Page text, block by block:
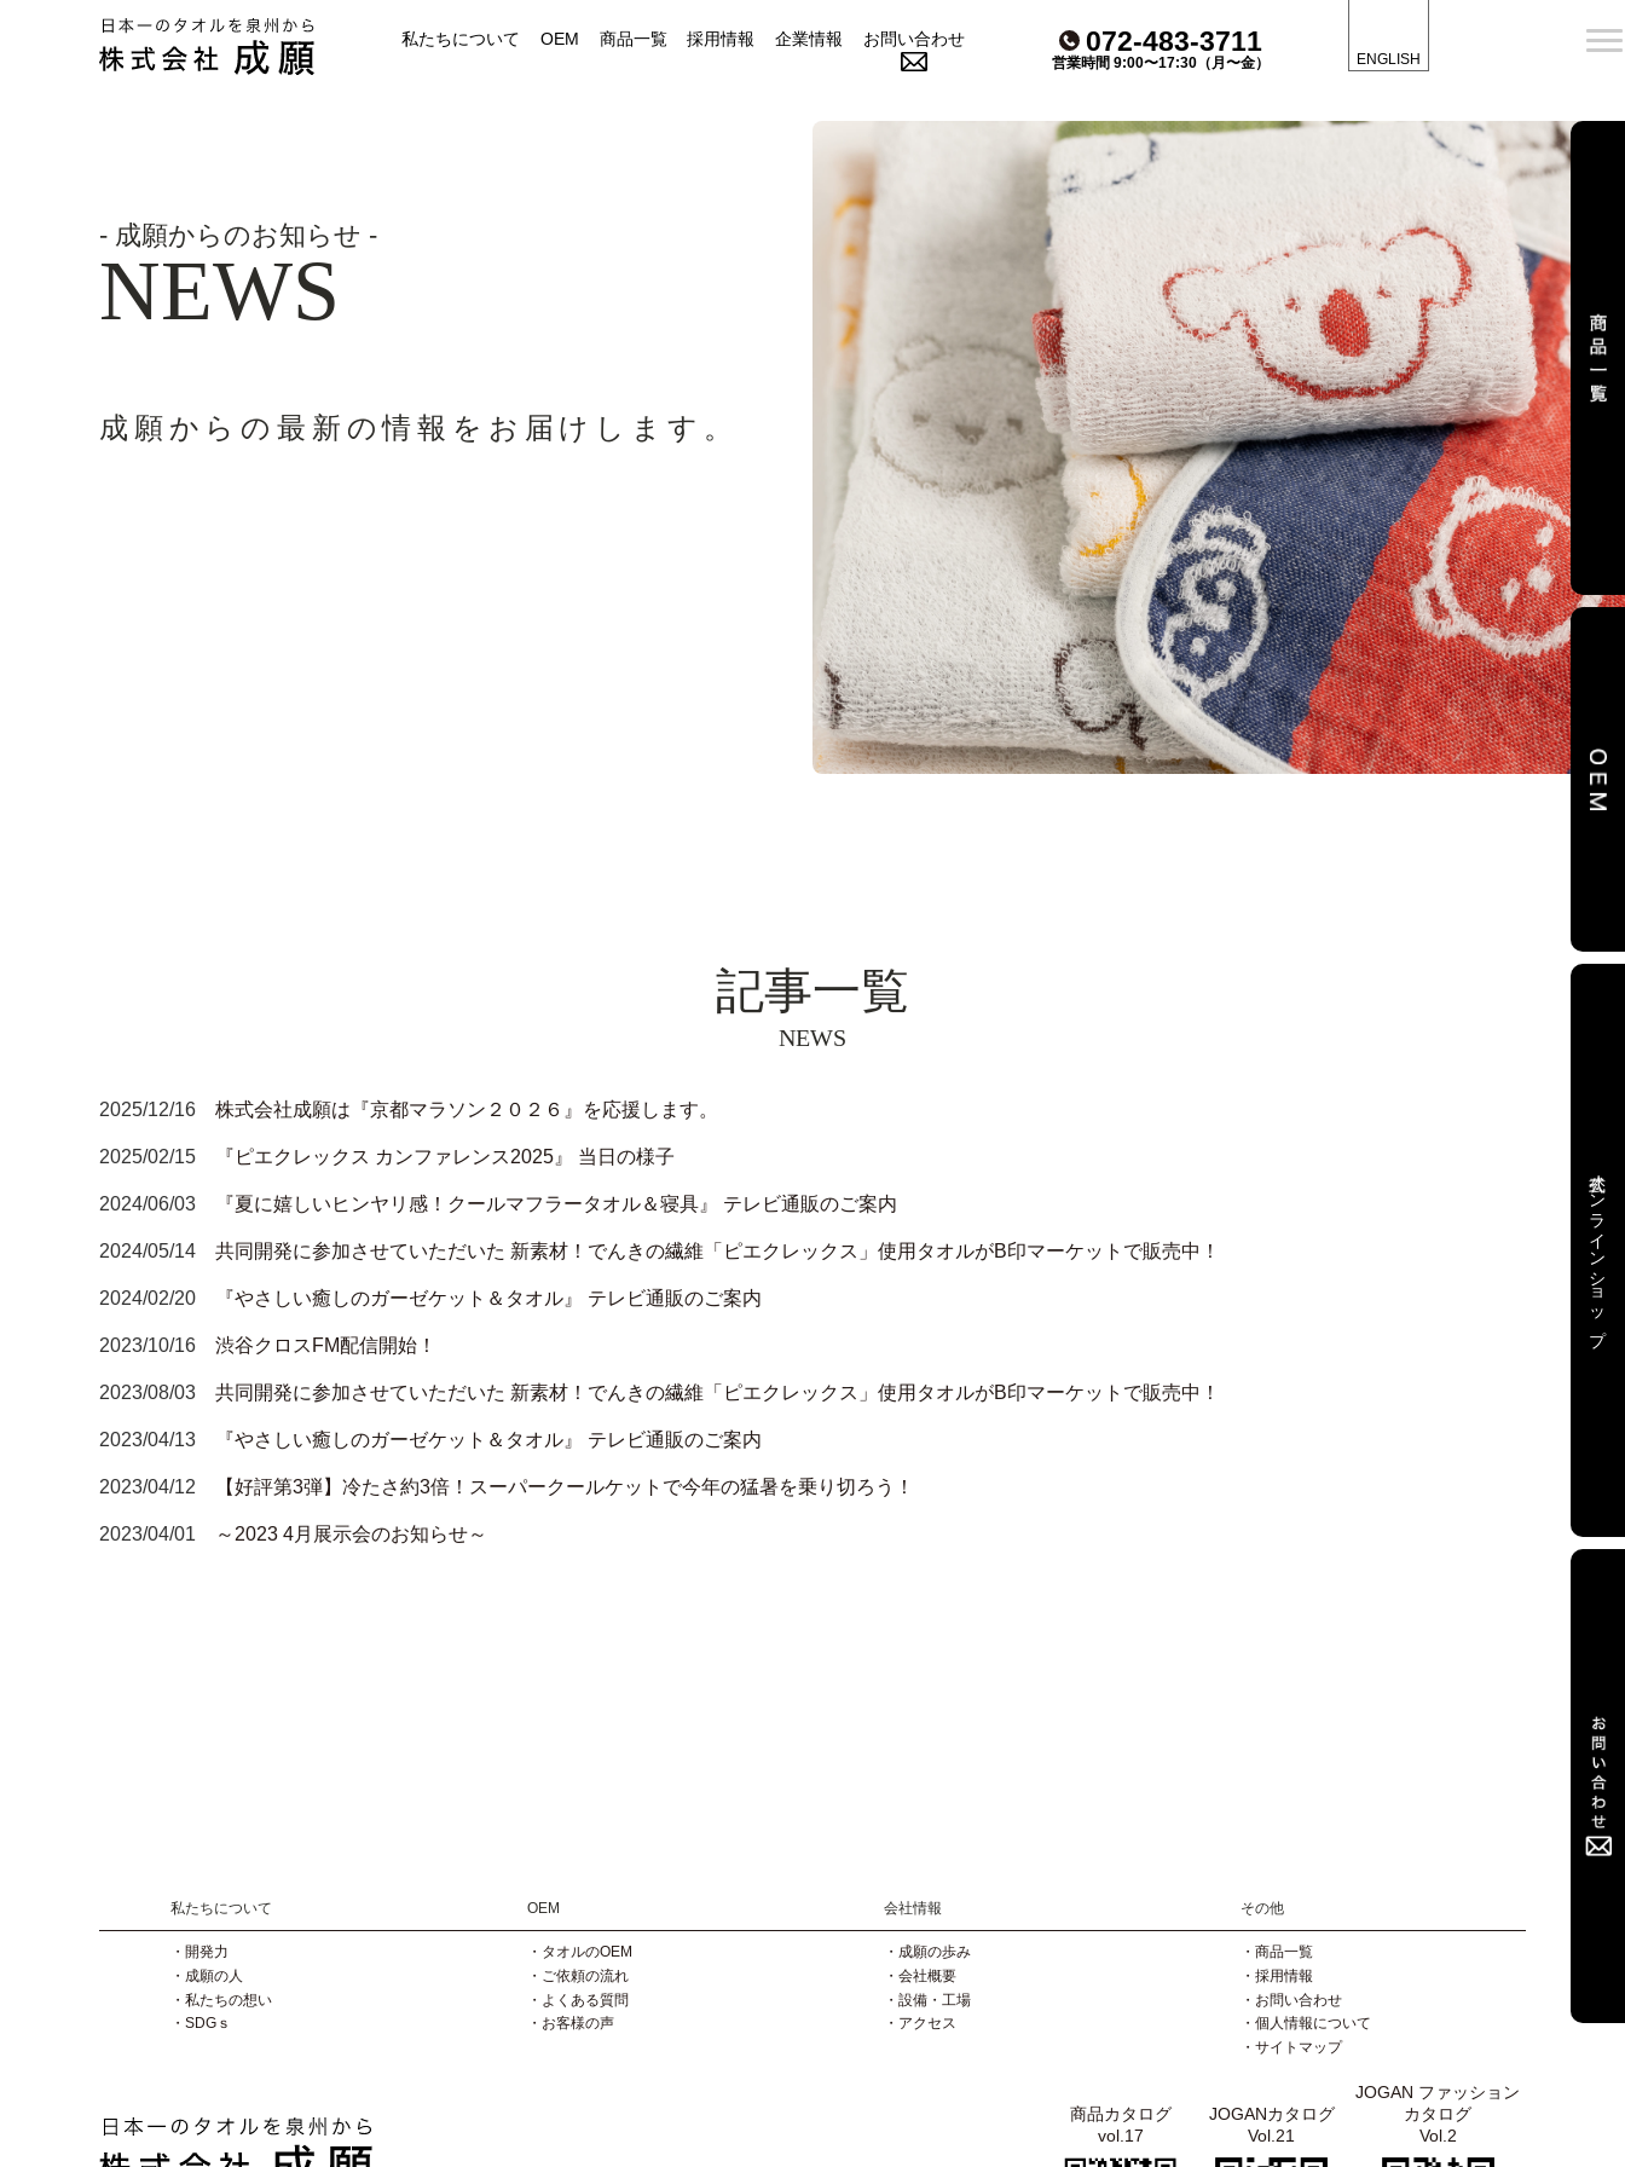
私たちについて OEM 商品一覧 採用情報 企業情報 お問い合わせ 072-483-3711
営業時間 9:00〜17:30（月〜金） ENGLISH
公式オンラインショップ
- 成願からのお知らせ -
NEWS
成願からの 最新の情報を お届けします。
記事一覧
NEWS
2025/12/16 株式会社成願は『京都マラソン２０２６』を応援します。
2025/02/15 『ピエクレックス カンファレンス2025』 当日の様子
2024/06/03 『夏に嬉しいヒンヤリ感！クールマフラータオル＆寝具』 テレビ通販のご案内
2024/05/14 共同開発に参加させていただいた 新素材！でんきの繊維「ピエクレックス」使用タオルがB印マーケットで販売中！
2024/02/20 『やさしい癒しのガーゼケット＆タオル』 テレビ通販のご案内
2023/10/16 渋谷クロスFM配信開始！
2023/08/03 共同開発に参加させていただいた 新素材！でんきの繊維「ピエクレックス」使用タオルがB印マーケットで販売中！
2023/04/13 『やさしい癒しのガーゼケット＆タオル』 テレビ通販のご案内
2023/04/12 【好評第3弾】冷たさ約3倍！スーパークールケットで今年の猛暑を乗り切ろう！
2023/04/01 ～2023 4月展示会のお知らせ～
私たちについて
・開発力
・成願の人
・私たちの想い
・SDGｓ
OEM
・タオルのOEM
・ご依頼の流れ
・よくある質問
・お客様の声
会社情報
・成願の歩み
・会社概要
・設備・工場
・アクセス
その他
・商品一覧
・採用情報
・お問い合わせ
・個人情報について
・サイトマップ
商品カタログ
vol.17
JOGANカタログ
Vol.21
JOGAN ファッション
カタログ
Vol.2